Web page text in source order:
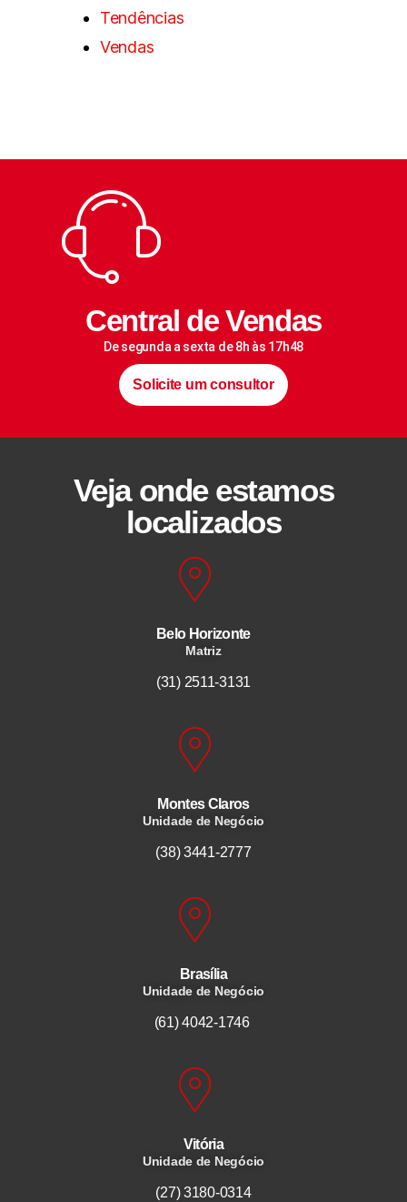
Tendências
Vendas
Central de Vendas
De segunda a sexta de 8h às 17h48
Solicite um consultor
Veja onde estamos
localizados
Belo Horizonte
Matriz
(31) 2511-3131
Montes Claros
Unidade de Negócio
(38) 3441-2777
Brasília
Unidade de Negócio
(61) 4042-1746
Vitória
Unidade de Negócio
(27) 3180-0314